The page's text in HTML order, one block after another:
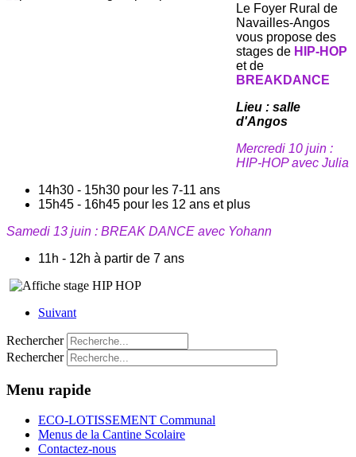
Le Foyer Rural de
Navailles-Angos
vous propose des
stages de HIP-HOP
et de
BREAKDANCE
Lieu : salle
d'Angos
Mercredi 10 juin :
HIP-HOP avec Julia
14h30 - 15h30 pour les 7-11 ans
15h45 - 16h45 pour les 12 ans et plus
Samedi 13 juin : BREAK DANCE avec Yohann
11h - 12h à partir de 7 ans
Suivant
Rechercher
Rechercher
Menu rapide
ECO-LOTISSEMENT Communal
Menus de la Cantine Scolaire
Contactez-nous